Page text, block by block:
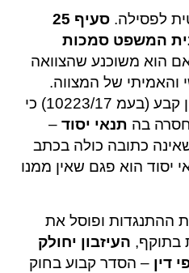
לפסילה.
סעיף 25
המשפט סמכות
הוא משוכנע שהצוואה
של המצווה.
אולם, בית המשפט העליון קבע (בעמ 10223/17) כי
בה תנאי יסוד –
כתובה כולה בכתב
יסוד הוא פגם שאין ממנו
ופוסל את
בתוקף, העיזבון יחולק
דין – הסדר קבוע בחוק